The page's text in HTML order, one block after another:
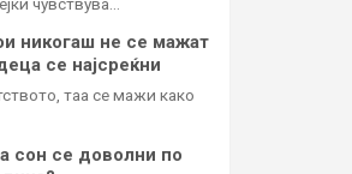
никогаш не се мажат
се најсреќни
таа се мажи како
сон се доволни по